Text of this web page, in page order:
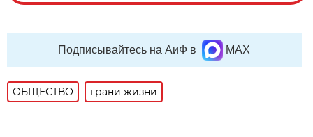
Подписывайтесь на АиФ в MAX
ОБЩЕСТВО грани жизни